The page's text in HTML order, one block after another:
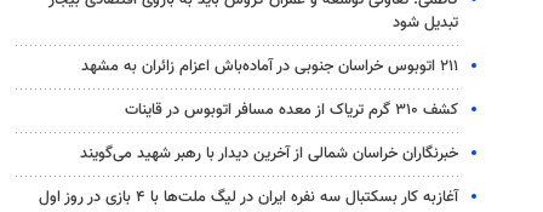
تبدیل شود
۲۱۱ اتوبوس خراسان جنوبی در آماده‌باش اعزام زائران به مشهد
کشف ۳۱۰ گرم تریاک از معده مسافر اتوبوس در قاینات
خبرنگاران خراسان شمالی از آخرین دیدار با رهبر شهید می‌گویند
آغازبه کار بسکتبال سه نفره ایران در لیگ ملت‌ها با ۴ بازی در روز اول